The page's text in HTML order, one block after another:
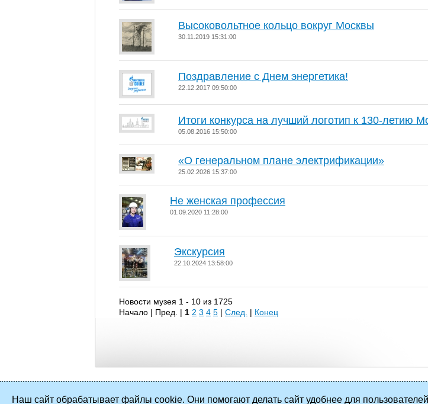
Высоковольтное кольцо вокруг Москвы
30.11.2019 15:31:00
Поздравление с Днем энергетика!
22.12.2017 09:50:00
Итоги конкурса на лучший логотип к 130-летию
05.08.2016 15:50:00
«О генеральном плане электрификации»
25.02.2026 15:37:00
Не женская профессия
01.09.2020 11:28:00
Экскурсия
22.10.2024 13:58:00
Новости музея 1 - 10 из 1725
Начало | Пред. | 1 2 3 4 5 | След. | Конец
Наш сайт обрабатывает файлы cookie. Они помогают делать сайт удобнее для